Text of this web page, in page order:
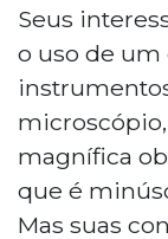
Seus
o uso de
magnífica
que é
Mas suas